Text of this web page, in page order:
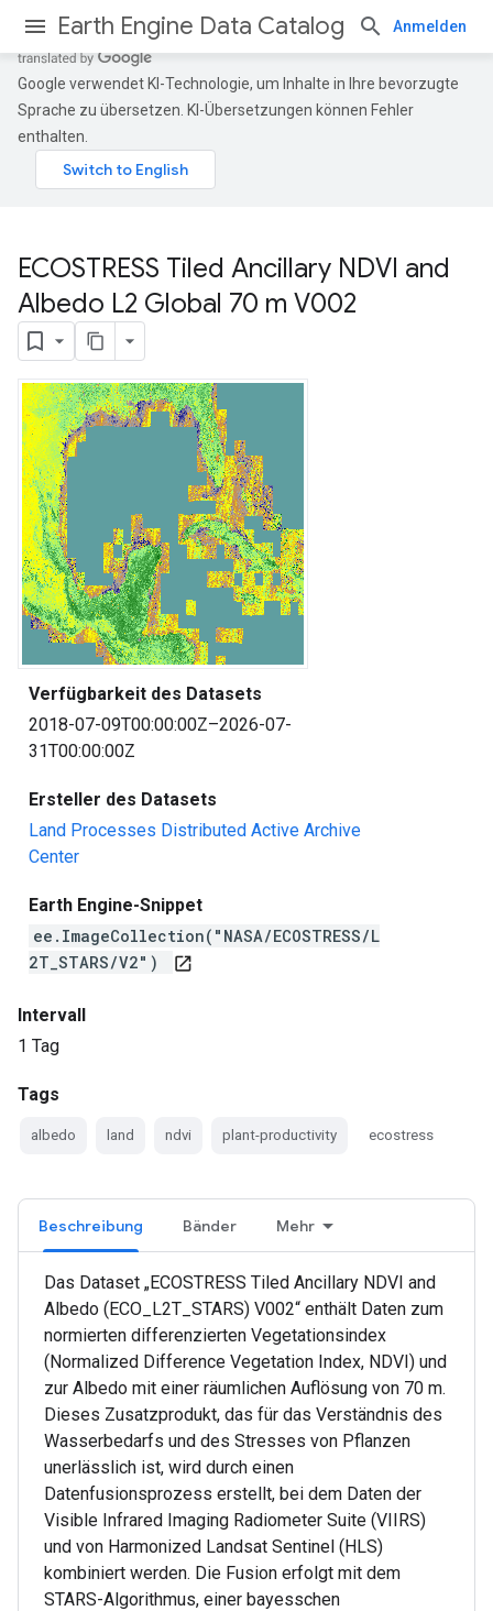
Earth Engine Data Catalog Anmelden
Google verwendet KI-Technologie, um Inhalte in Ihre bevorzugte
Sprache zu übersetzen. KI-Übersetzungen können Fehler
enthalten.
ECOSTRESS Tiled Ancillary NDVI and
Albedo L2 Global 70 m V002
Verfügbarkeit des Datasets
2018-07-09T00:00:00Z–2026-07-
31T00:00:00Z
Ersteller des Datasets
Land Processes Distributed Active Archive
Center
Earth Engine-Snippet
ee.ImageCollection("NASA/ECOSTRESS/L
2T_STARS/V2")
open_in_new
Intervall
1 Tag
Tags
albedo land ndvi plant-productivity ecostress
Beschreibung Bänder Mehr
Das Dataset „ECOSTRESS Tiled Ancillary NDVI and
Albedo (ECO_L2T_STARS) V002“ enthält Daten zum
normierten differenzierten Vegetationsindex
(Normalized Difference Vegetation Index, NDVI) und
zur Albedo mit einer räumlichen Auflösung von 70 m.
Dieses Zusatzprodukt, das für das Verständnis des
Wasserbedarfs und des Stresses von Pflanzen
unerlässlich ist, wird durch einen
Datenfusionsprozess erstellt, bei dem Daten der
Visible Infrared Imaging Radiometer Suite (VIIRS)
und von Harmonized Landsat Sentinel (HLS)
kombiniert werden. Die Fusion erfolgt mit dem
STARS-Algorithmus, einer bayesschen